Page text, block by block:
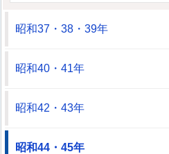
昭和37・38・39年
昭和40・41年
昭和42・43年
昭和44・45年